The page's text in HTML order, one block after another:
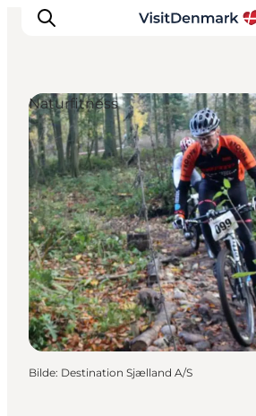
Inspirasjon
Reisemål
Aktiviteter
Overnatting
Planlegg reisen
Naturfitness
Bilde: Destination Sjælland A/S